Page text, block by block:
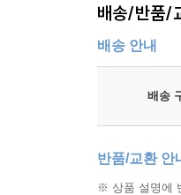
배송/반품/
배송 안내
배송
반품/교환 안
※ 상품 설명에